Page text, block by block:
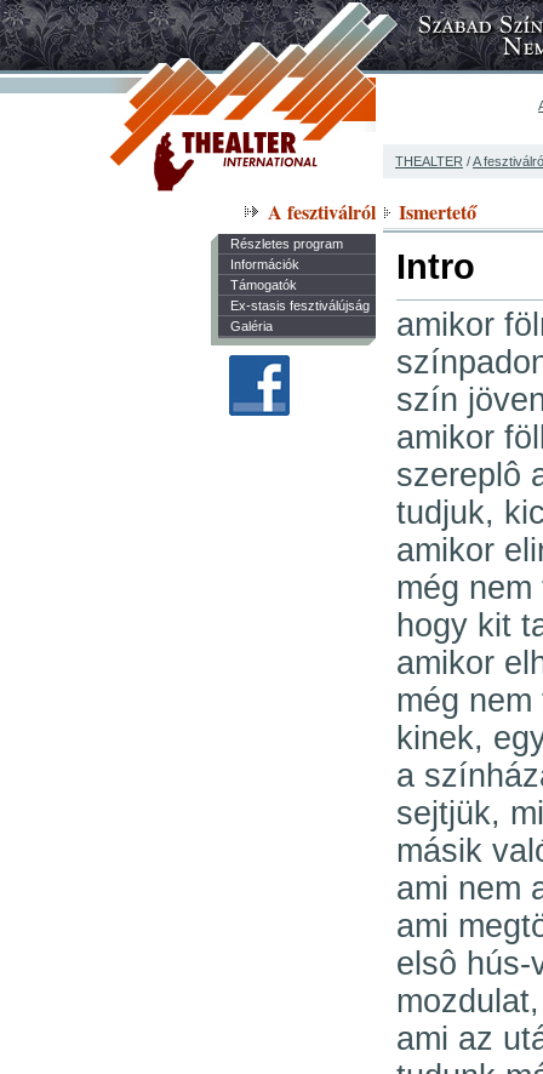
THEALTER /A
A fesztiválról
Részletes program
Információk
Támogatók
Ex-stasis fesztiválújság
Galéria
Ismertető
Intro
amikor
szín
amikor
szereplô
tudjuk,
amikor
még
hogy kit
amikor
még
kinek,
a
sejtjük,
másik
ami nem
ami
elsô hús-
ami az